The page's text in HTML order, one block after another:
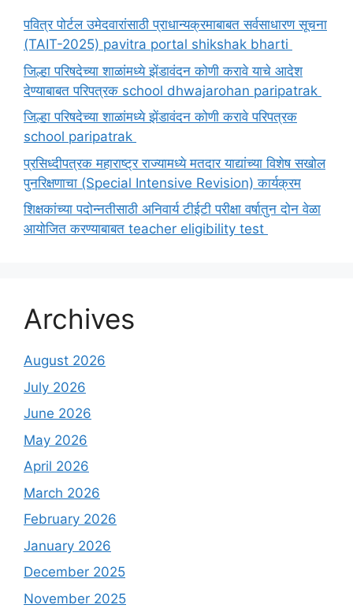
पवित्र पोर्टल उमेदवारांसाठी प्राधान्यक्रमाबाबत सर्वसाधारण सूचना
(TAIT-2025) pavitra portal shikshak bharti
जिल्हा परिषदेच्या शाळांमध्ये झेंडावंदन कोणी करावे याचे आदेश
देण्याबाबत परिपत्रक school dhwajarohan paripatrak
जिल्हा परिषदेच्या शाळांमध्ये झेंडावंदन कोणी करावे परिपत्रक
school paripatrak
प्रसिध्दीपत्रक महाराष्ट्र राज्यामध्ये मतदार याद्यांच्या विशेष सखोल
पुनरिक्षणाचा (Special Intensive Revision) कार्यक्रम
शिक्षकांच्या पदोन्नतीसाठी अनिवार्य टीईटी परीक्षा वर्षातुन दोन वेळा
आयोजित करण्याबाबत teacher eligibility test
Archives
August 2026
July 2026
June 2026
May 2026
April 2026
March 2026
February 2026
January 2026
December 2025
November 2025